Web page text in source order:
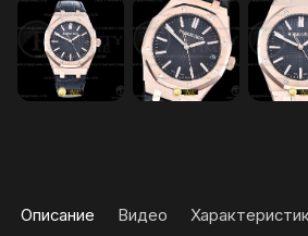
Описание Видео